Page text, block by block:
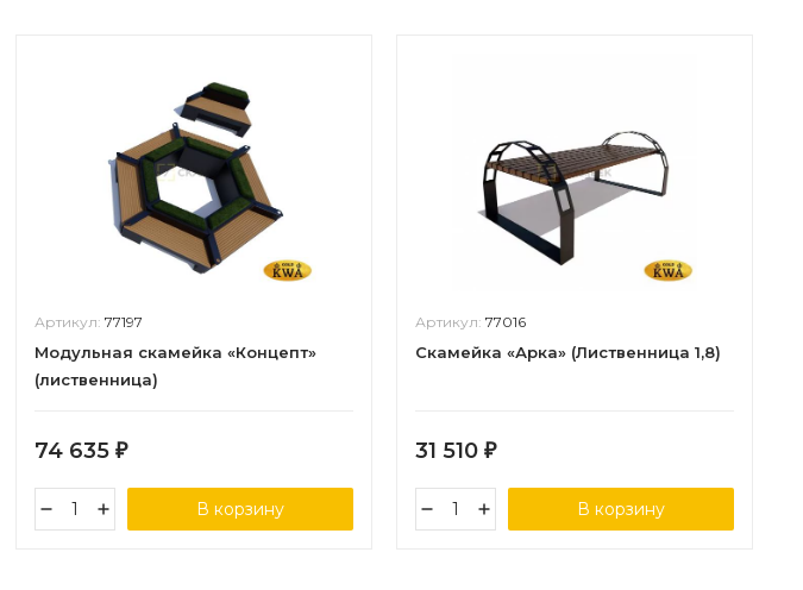
Артикул: 77197
Модульная скамейка «Концепт»
(лиственница)
74 635 ₽
В корзину
Артикул: 77016
Скамейка «Арка» (Лиственница 1,8)
31 510 ₽
В корзину